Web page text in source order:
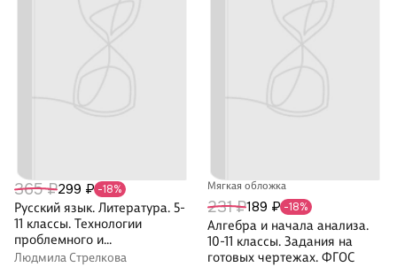
365 ₽299 ₽ -18%
Русский язык. Литература. 5-
11 классы. Технологии
проблемного и
развивающего обучения
Людмила Стрелкова
Мягкая обложка
231 ₽189 ₽ -18%
Алгебра и начала анализа.
10-11 классы. Задания на
готовых чертежах. ФГОС